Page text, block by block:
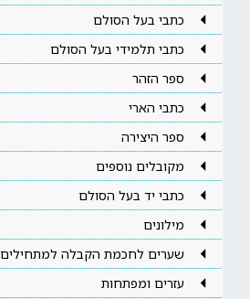
כתבי בעל הסולם
כתבי תלמידי בעל הסולם
ספר הזהר
כתבי הארי
ספר היצירה
מקובלים נוספים
כתבי יד בעל הסולם
מילונים
שערים לחכמת הקבלה למתחילים
עזרים ומפתחות